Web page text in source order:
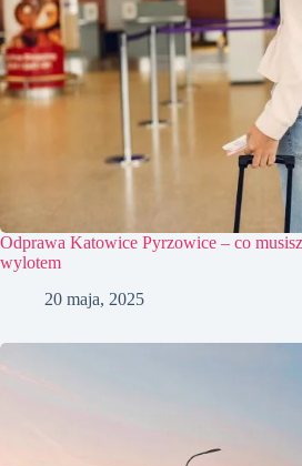
Odprawa Katowice Pyrzowice – co
wylotem
20 maja, 2025